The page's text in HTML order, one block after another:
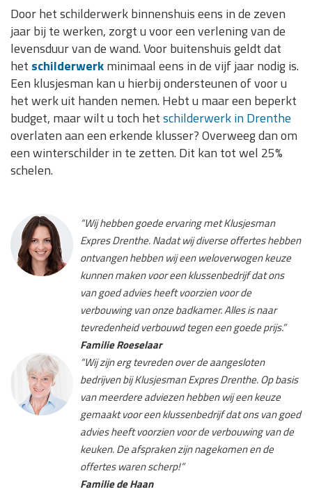
Door het schilderwerk binnenshuis eens in de zeven
jaar bij te werken, zorgt u voor een verlening van de
levensduur van de wand. Voor buitenshuis geldt dat
het schilderwerkminimaal eens in de vijf jaar nodig is.
Een klusjesman kan u hierbij ondersteunen of voor u
het werk uit handen nemen. Hebt u maar een beperkt
budget, maar wilt u toch hetschilderwerk in Drenthe
overlaten aan een erkende klusser? Overweeg dan om
een winterschilder in te zetten. Dit kan tot wel 25%
schelen.
“Wij hebben goede ervaring met Klusjesman
Expres Drenthe. Nadat wij diverse offertes hebben
ontvangen hebben wij een weloverwogen keuze
kunnen maken voor een klussenbedrijf dat ons
van goed advies heeft voorzien voor de
verbouwing van onze badkamer. Alles is naar
tevredenheid verbouwd tegen een goede prijs.”
Familie Roeselaar
“Wij zijn erg tevreden over de aangesloten
bedrijven bij Klusjesman Expres Drenthe. Op basis
van meerdere adviezen hebben wij een keuze
gemaakt voor een klussenbedrijf dat ons van goed
advies heeft voorzien voor de verbouwing van de
keuken. De afspraken zijn nagekomen en de
offertes waren scherp!”
Familie de Haan